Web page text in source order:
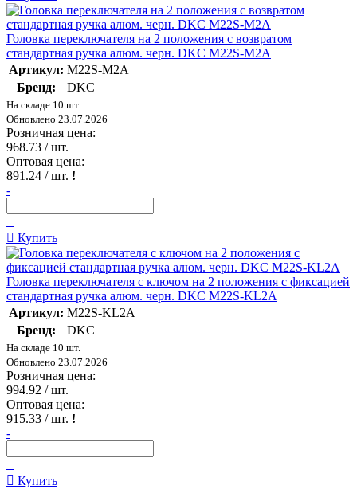
Головка переключателя на 2 положения с возвратом
стандартная ручка алюм. черн. DKC M22S-M2A
Артикул: M22S-M2A
Бренд:
DKC
На складе 10 шт.
Обновлено 23.07.2026
Розничная цена:
968.73 / шт.
Оптовая цена:
891.24 / шт. !
-
+
Купить
Головка переключателя с ключом на 2 положения с фиксацией
стандартная ручка алюм. черн. DKC M22S-KL2A
Артикул: M22S-KL2A
Бренд:
DKC
На складе 10 шт.
Обновлено 23.07.2026
Розничная цена:
994.92 / шт.
Оптовая цена:
915.33 / шт. !
-
+
Купить